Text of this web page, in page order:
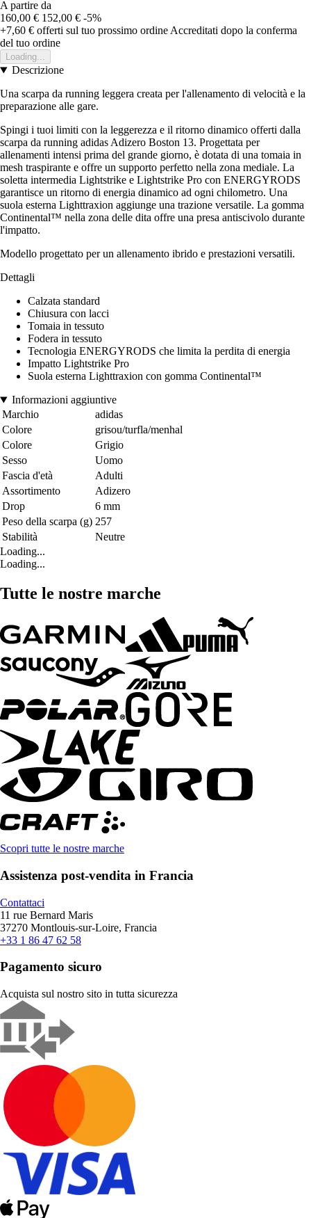
A partire da
160,00 € 152,00 € -5%
+7,60 € offerti sul tuo prossimo ordine Accreditati dopo la conferma
del tuo ordine
Loading...
Descrizione
Una scarpa da running leggera creata per l'allenamento di velocità e la
preparazione alle gare.
Spingi i tuoi limiti con la leggerezza e il ritorno dinamico offerti dalla
scarpa da running adidas Adizero Boston 13. Progettata per
allenamenti intensi prima del grande giorno, è dotata di una tomaia in
mesh traspirante e offre un supporto perfetto nella zona mediale. La
soletta intermedia Lightstrike e Lightstrike Pro con ENERGYRODS
garantisce un ritorno di energia dinamico ad ogni chilometro. Una
suola esterna Lighttraxion aggiunge una trazione versatile. La gomma
Continental™ nella zona delle dita offre una presa antiscivolo durante
l'impatto.
Modello progettato per un allenamento ibrido e prestazioni versatili.
Dettagli
Calzata standard
Chiusura con lacci
Tomaia in tessuto
Fodera in tessuto
Tecnologia ENERGYRODS che limita la perdita di energia
Impatto Lightstrike Pro
Suola esterna Lighttraxion con gomma Continental™
Informazioni aggiuntive
Marchio
adidas
Colore
grisou/turfla/menhal
Colore
Grigio
Sesso
Uomo
Fascia d'età
Adulti
Assortimento
Adizero
Drop
6 mm
Peso della scarpa (g) 257
Stabilità
Neutre
Loading...
Loading...
Tutte le nostre marche
Scopri tutte le nostre marche
Assistenza post-vendita in Francia
Contattaci
11 rue Bernard Maris
37270 Montlouis-sur-Loire, Francia
+33 1 86 47 62 58
Pagamento sicuro
Acquista sul nostro sito in tutta sicurezza